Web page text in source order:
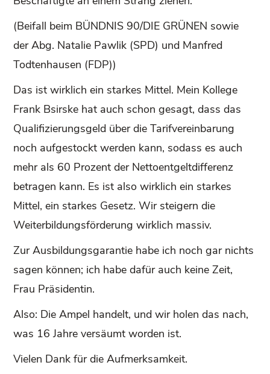
(Beifall beim BÜNDNIS 90/DIE GRÜNEN sowie
der Abg. Natalie Pawlik (SPD) und Manfred
Todtenhausen (FDP))
Das ist wirklich ein starkes Mittel. Mein Kollege
Frank Bsirske hat auch schon gesagt, dass das
Qualifizierungsgeld über die Tarifvereinbarung
noch aufgestockt werden kann, sodass es auch
mehr als 60 Prozent der Nettoentgeltdifferenz
betragen kann. Es ist also wirklich ein starkes
Mittel, ein starkes Gesetz. Wir steigern die
Weiterbildungsförderung wirklich massiv.
Zur Ausbildungsgarantie habe ich noch gar nichts
sagen können; ich habe dafür auch keine Zeit,
Frau Präsidentin.
Also: Die Ampel handelt, und wir holen das nach,
was 16 Jahre versäumt worden ist.
Vielen Dank für die Aufmerksamkeit.